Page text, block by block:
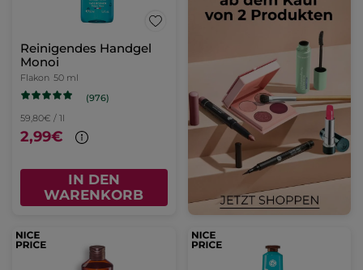
Reinigendes Handgel
Monoi
Flakon 50 ml
(976)
59,80€ / 1l
2,99€
IN DEN
WARENKORB